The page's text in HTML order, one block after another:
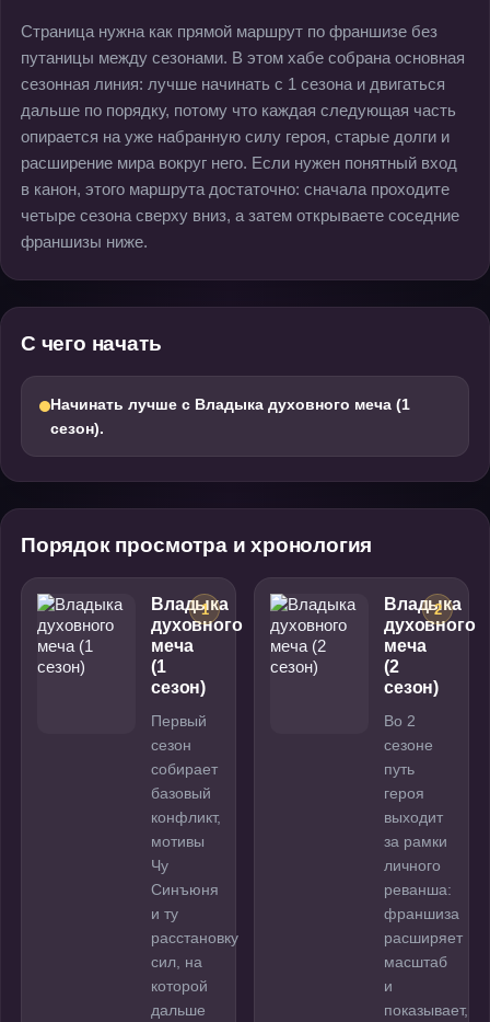
Страница нужна как прямой маршрут по франшизе без
путаницы между сезонами. В этом хабе собрана основная
сезонная линия: лучше начинать с 1 сезона и двигаться
дальше по порядку, потому что каждая следующая часть
опирается на уже набранную силу героя, старые долги и
расширение мира вокруг него. Если нужен понятный вход
в канон, этого маршрута достаточно: сначала проходите
четыре сезона сверху вниз, а затем открываете соседние
франшизы ниже.
С чего начать
Начинать лучше с Владыка духовного меча (1
сезон).
Порядок просмотра и хронология
Владыка
духовного
меча
(1
сезон)
1
Первый
сезон
собирает
базовый
конфликт,
мотивы
Чу
Синъюня
и ту
расстановку
сил, на
которой
дальше
Владыка
духовного
меча
(2
сезон)
2
Во 2
сезоне
путь
героя
выходит
за рамки
личного
реванша:
франшиза
расширяет
масштаб
и
показывает,